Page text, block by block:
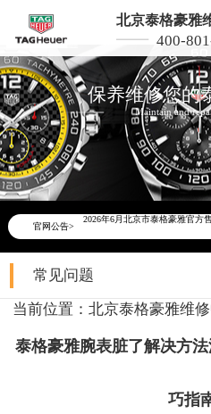
北京泰格豪雅
400-
保养维修您的
Maintain and
官网公告>
2026年6月泰格豪雅北京市售后
2026年6月北京市泰格豪雅官方
2026年6月泰格豪雅售后服务中
节假日正常营业！
常见问题
当前位置： 北京泰格豪雅维
泰格豪雅腕表脏了解决方
巧指